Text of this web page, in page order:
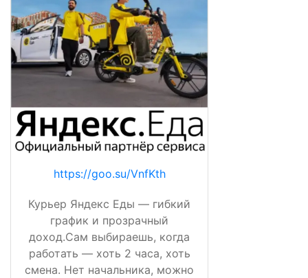
https://goo.su/VnfKth
Курьер Яндекс Еды — гибкий
график и прозрачный
доход.Сам выбираешь, когда
работать — хоть 2 часа, хоть
смена. Нет начальника, можно